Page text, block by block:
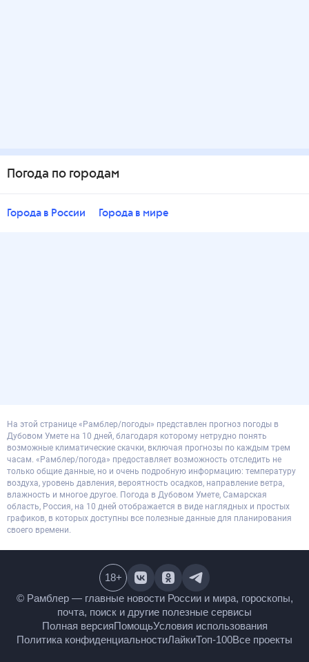
Погода по городам
Города в России Города в мире
На этой странице «Рамблер/погоды» представлен прогноз погоды в
Дубовом Умете на 10 дней, благодаря которому нетрудно понять
возможные климатические скачки, включая прогнозы по каждым трем
часам. «Рамблер/погода» предоставляет возможность отследить не
только общие данные, но и очень подробную информацию: температуру
воздуха, уровень давления, вероятность осадков, направление ветра,
влажность и многое другое. Погода в Дубовом Умете, Самарская
область, Россия, на 10 дней отображается в виде наглядных и простых
графиков, в которых доступны все полезные данные для планирования
своего времени.
© Рамблер — главные новости России и мира,
гороскопы, почта, поиск и другие полезные сервисы
Полная версияПомощьУсловия использования
Политика конфиденциальностиЛайкиТоп-100
18+